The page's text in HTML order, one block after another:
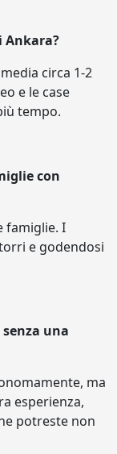
Ankara?
circa 1-2
e le case
tempo.
con
famiglie. I
e godendosi
una
ma
esperienza,
potreste non